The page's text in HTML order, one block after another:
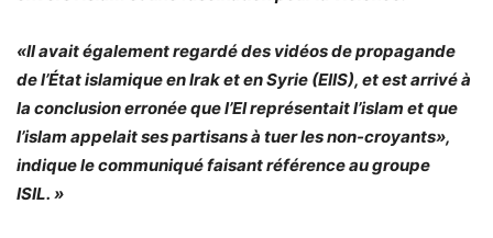
«Il avait également regardé des vidéos de propagande
de l’État islamique en Irak et en Syrie (EIIS), et est arrivé à
la conclusion erronée que l’EI représentait l’islam et que
l’islam appelait ses partisans à tuer les non-croyants»,
indique le communiqué faisant référence au groupe
ISIL. »